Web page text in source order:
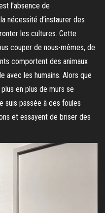
l’absence de
nécessité d’instaurer des
les cultures. Cette
couper de nous-mêmes, de
comportent des animaux
avec les humains. Alors que
en plus de murs se
suis passée à ces foules
et essayent de briser des